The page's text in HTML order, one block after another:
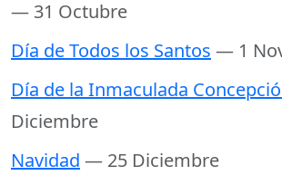
— 31 Octubre
Día de Todos los Santos — 1
Día de la Inmaculada
Diciembre
Navidad — 25 Diciembre